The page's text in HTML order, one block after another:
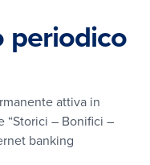
American Express per
richiedila ora
e scegli il prodotto di
più adatto al tuo
periodico
attiva in
“Storici – Bonifici –
banking